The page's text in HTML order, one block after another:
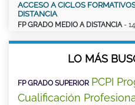
ACCESO A CICLOS
DISTANCIA
FP GRADO MEDIO A DISTANCIA-
LO MÁS
FP GRADO SUPERIOR PCPI
Cualificación